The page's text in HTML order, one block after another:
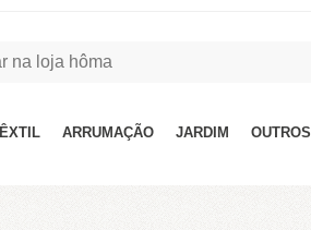
ARRUMAÇÃO JARDIM OUTROS